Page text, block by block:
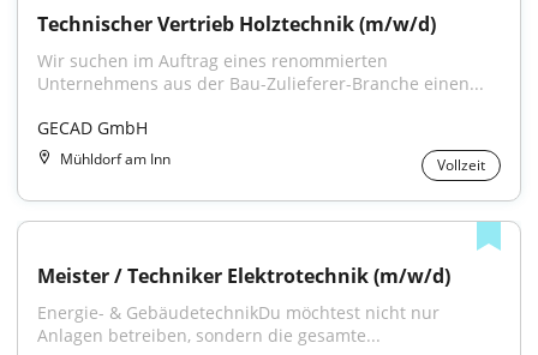
Technischer Vertrieb Holztechnik (m/w/d)
Wir suchen im Auftrag eines renommierten
Unternehmens aus der Bau-Zulieferer-Branche einen...
GECAD GmbH
Mühldorf am Inn Vollzeit
Meister / Techniker Elektrotechnik (m/w/d)
Energie- & GebäudetechnikDu möchtest nicht nur
Anlagen betreiben, sondern die gesamte...